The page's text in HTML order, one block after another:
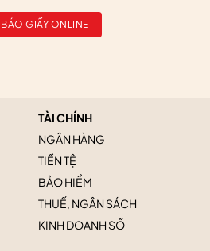
GIẤY ONLINE
TÀI CHÍNH
NGÂN HÀNG
TIỀN TỆ
BẢO HIỂM
THUẾ, NGÂN SÁCH
KINH DOANH SỐ